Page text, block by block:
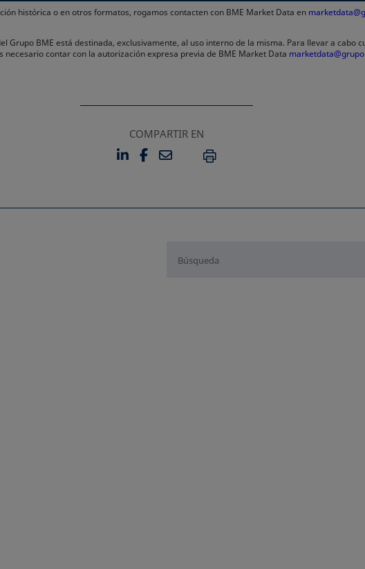
histórica o en otros formatos, rogamos contacten con BME Market Data en
Grupo BME está destinada, exclusivamente, al uso interno de la misma. Para llevar a cabo
contar con la autorización expresa previa de BME Market Data
COMPARTIR EN
LINKEDIN
SE ABRE EN UNA PESTAÑA NUEVA
FACEBOOK
SE ABRE EN UNA PESTAÑA
EMAILIMPRIMIR
nuevanueva